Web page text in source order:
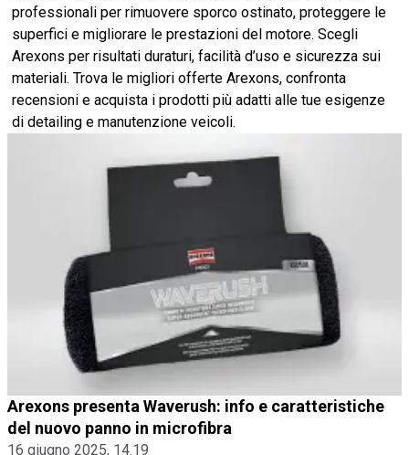
professionali per rimuovere sporco ostinato, proteggere le
superfici e migliorare le prestazioni del motore. Scegli
Arexons per risultati duraturi, facilità d’uso e sicurezza sui
materiali. Trova le migliori offerte Arexons, confronta
recensioni e acquista i prodotti più adatti alle tue esigenze
di detailing e manutenzione veicoli.
Arexons presenta Waverush: info e caratteristiche
del nuovo panno in microfibra
16 giugno 2025, 14.19